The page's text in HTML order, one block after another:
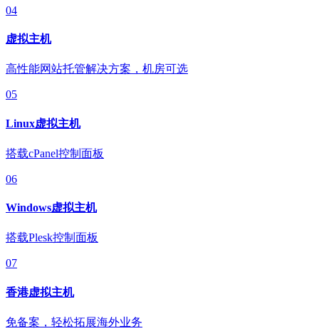
04
虚拟主机
高性能网站托管解决方案，机房可选
05
Linux虚拟主机
搭载cPanel控制面板
06
Windows虚拟主机
搭载Plesk控制面板
07
香港虚拟主机
免备案，轻松拓展海外业务